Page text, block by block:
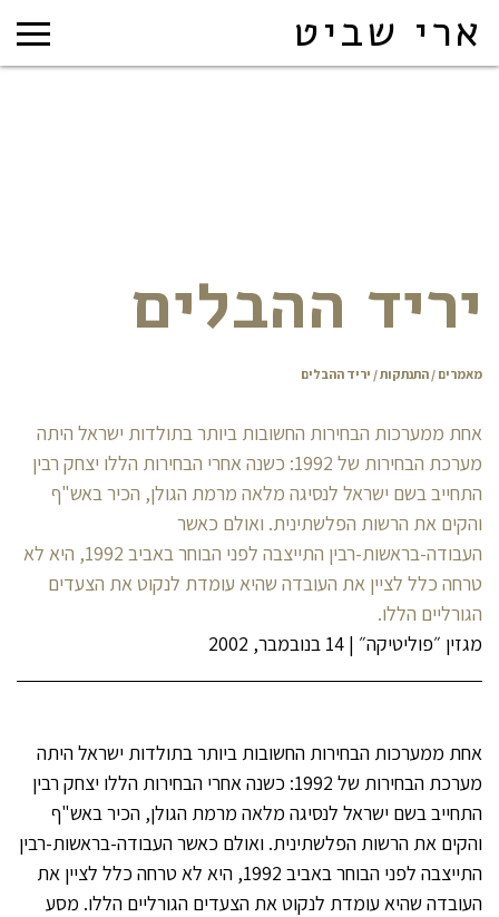
ארי שביט
יריד ההבלים
מאמרים / התנתקות/ יריד ההבלים
אחת ממערכות הבחירות החשובות ביותר בתולדות ישראל היתה
מערכת הבחירות של 1992: כשנה אחרי הבחירות הללו יצחק רבין
התחייב בשם ישראל לנסיגה מלאה מרמת הגולן, הכיר באש"ף
והקים את הרשות הפלשתינית. ואולם כאשר
העבודה-בראשות-רבין התייצבה לפני הבוחר באביב 1992, היא לא
טרחה כלל לציין את העובדה שהיא עומדת לנקוט את הצעדים
הגורליים הללו.
מגזין ״פוליטיקה״ | 14 בנובמבר, 2002
אחת ממערכות הבחירות החשובות ביותר בתולדות ישראל היתה
מערכת הבחירות של 1992: כשנה אחרי הבחירות הללו יצחק רבין
התחייב בשם ישראל לנסיגה מלאה מרמת הגולן, הכיר באש"ף
והקים את הרשות הפלשתינית. ואולם כאשר העבודה-בראשות-רבין
התייצבה לפני הבוחר באביב 1992, היא לא טרחה כלל לציין את
העובדה שהיא עומדת לנקוט את הצעדים הגורליים הללו. מסע